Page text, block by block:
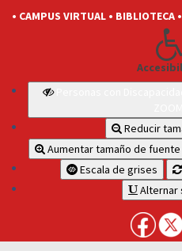
• CAMPUS VIRTUAL • BIBLIOTECA
Reducir
Aumentar tamaño de fuente
Escala de grises
Alternar